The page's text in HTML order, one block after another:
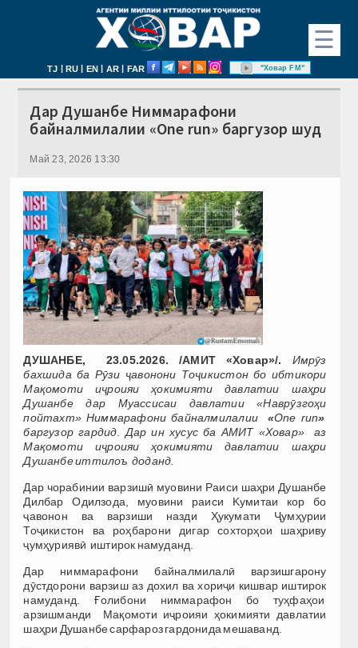
☰
TJ | RU | EN | AR | FAR "Ховар FM"
Дар Душанбе Ниммарафони
байналмилалии «One run» баргузор шуд
Май 23, 2026 13:30
ДУШАНБЕ, 23.05.2026. /АМИТ «Ховар»/.
Имрӯз
бахшида ба Рӯзи ҷавонони Тоҷикистон бо ибтикори
Мақомоти иҷроияи ҳокимияти давлатии шаҳри
Душанбе дар Муассисаи давлатии «Наврӯзгоҳи
пойтахт» Ниммарафони байналмилалии «One run»
баргузор гардид.Дар ин хусус ба АМИТ «Ховар»
аз
Мақомоти иҷроияи ҳокимияти давлатии шаҳри
Душанбе иттилоъ доданд.
Дар чорабинии варзишӣ муовини Раиси шаҳри Душанбе
Дилбар Одилзода, муовини раиси Kумитаи кор бо
ҷавонон ва варзиши назди Ҳукумати Ҷумҳурии
Тоҷикистон ва роҳбарони дигар сохторҳои шаҳриву
ҷумҳуриявӣ иштирок намуданд.
Дар ниммарафони байналмилалӣ варзишгарону
дӯстдорони варзиш аз дохил ва хориҷи кишвар иштирок
намуданд. Ғолибони ниммарафон бо туҳфаҳои
арзишманди Мақомоти иҷроияи ҳокимияти давлатии
шаҳри Душанбе сарфароз гардонида мешаванд.